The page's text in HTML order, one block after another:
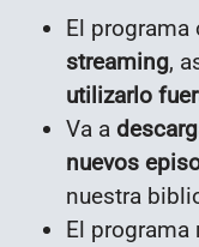
El programa
streaming,
utilizarlo
Va a
nuevos
nuestra
El programa